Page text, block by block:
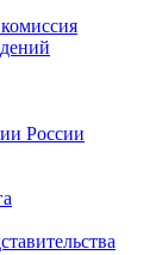
России